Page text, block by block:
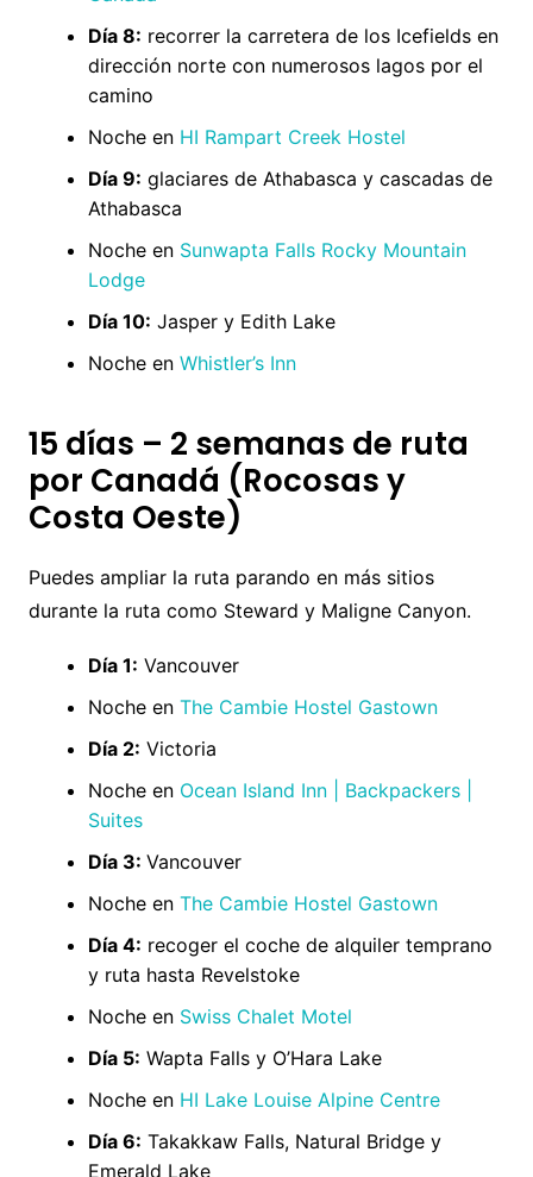
Día 8: recorrer la carretera de los Icefields en
dirección norte con numerosos lagos por el
camino
Noche en HI Rampart Creek Hostel
Día 9: glaciares de Athabasca y cascadas de
Athabasca
Noche en Sunwapta Falls Rocky Mountain
Lodge
Día 10: Jasper y Edith Lake
Noche en Whistler’s Inn
15 días – 2 semanas de ruta
por Canadá (Rocosas y
Costa Oeste)
Puedes ampliar la ruta parando en más sitios
durante la ruta como Steward y Maligne Canyon.
Día 1: Vancouver
Noche en The Cambie Hostel Gastown
Día 2: Victoria
Noche en Ocean Island Inn | Backpackers |
Suites
Día 3: Vancouver
Noche en The Cambie Hostel Gastown
Día 4: recoger el coche de alquiler temprano
y ruta hasta Revelstoke
Noche en Swiss Chalet Motel
Día 5: Wapta Falls y O’Hara Lake
Noche en HI Lake Louise Alpine Centre
Día 6: Takakkaw Falls, Natural Bridge y
Emerald Lake